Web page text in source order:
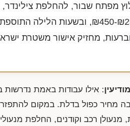
מפתח שבור, להחלפת
₪450-, ובשעות הלילה
במכבים וברעות, מחזיק אישור משטרת
: אילו עבודות באמת נדרשות
מחיר כפול בדלת. במקום
רכב וקודנים, החלפת